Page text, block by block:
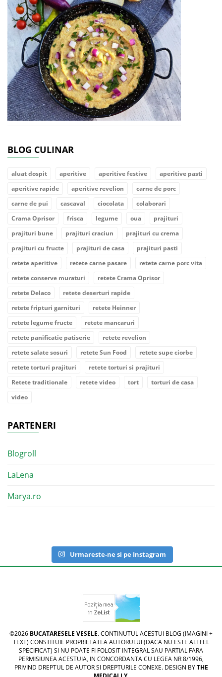
BLOG CULINAR
aluat dospit aperitive aperitive festive
aperitive pasti
aperitive rapide
aperitive revelion
carne de porc
carne de pui
cascaval ciocolata
colaborari
Crama Oprisor
frisca legume oua
prajituri
prajituri bune
prajituri craciun
prajituri cu crema
prajituri cu fructe
prajituri de casa
prajituri pasti
retete aperitive
retete carne pasare
retete carne porc vita
retete conserve muraturi
retete Crama Oprisor
retete Delaco
retete deserturi rapide
retete fripturi garnituri
retete Heinner
retete legume fructe
retete mancaruri
retete panificatie patiserie
retete revelion
retete salate sosuri
retete Sun Food
retete supe ciorbe
retete torturi prajituri
retete torturi si prajituri
Retete traditionale
retete video tort
torturi de casa
video
PARTENERI
Blogroll
LaLena
Marya.ro
Urmareste-ne si pe Instagram
©2026 BUCATARESELE VESELE. CONTINUTUL ACESTUI BLOG (IMAGINI +
TEXT) CONSTITUIE PROPRIETATEA AUTORULUI (DACA NU ESTE ALTFEL
SPECIFICAT) SI NU POATE FI FOLOSIT INTEGRAL SAU PARTIAL FARA
PERMISIUNEA ACESTUIA, IN CONCORDANTA CU LEGEA NR 8/1996,
PRIVIND DREPTUL DE AUTOR SI DREPTURILE CONEXE. DESIGN BYTHE